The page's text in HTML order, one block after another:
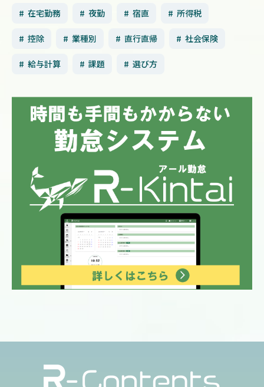
在宅勤務 夜勤 宿直 所得税
控除 業種別 直行直帰 社会保険
給与計算 課題 選び方